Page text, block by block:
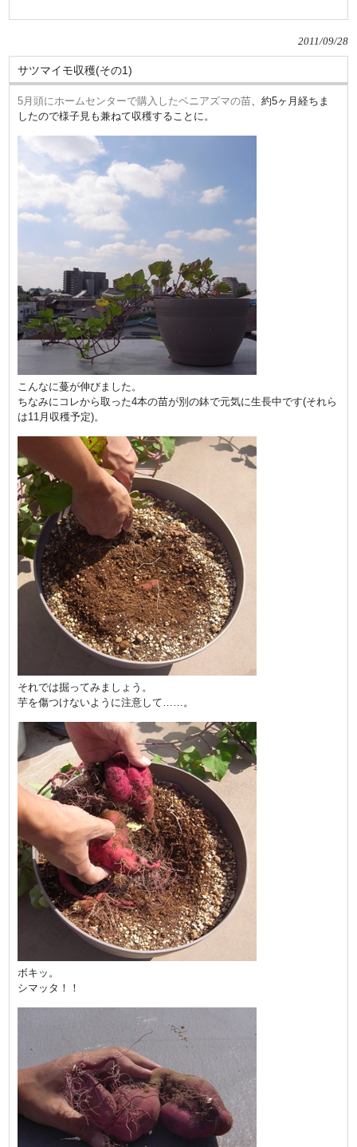
2011/09/28
サツマイモ収穫(その1)
5月頭にホームセンターで購入したベニアズマの苗、約5ヶ月経ちま
したので様子見も兼ねて収穫することに。
こんなに蔓が伸びました。
ちなみにコレから取った4本の苗が別の鉢で元気に生長中です(それら
は11月収穫予定)。
それでは掘ってみましょう。
芋を傷つけないように注意して……。
ボキッ。
シマッタ！！